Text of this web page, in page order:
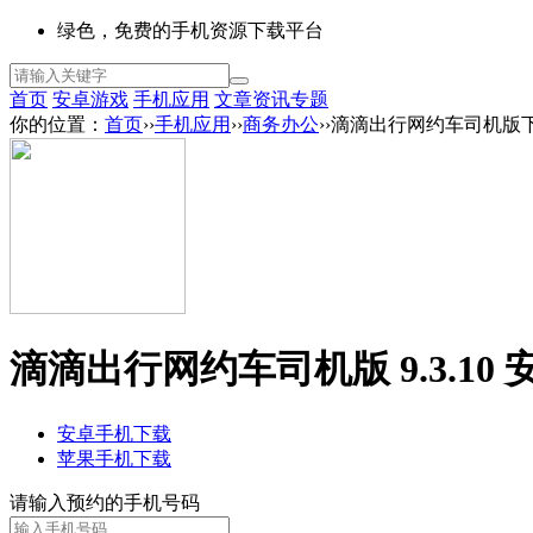
绿色，免费的手机资源下载平台
首页 安卓游戏 手机应用 文章资讯专题
你的位置： 首页››手机应用 ››商务办公››滴滴出行网约车司机版
滴滴出行网约车司机版 9.3.10
安卓手机下载
苹果手机下载
请输入预约的手机号码